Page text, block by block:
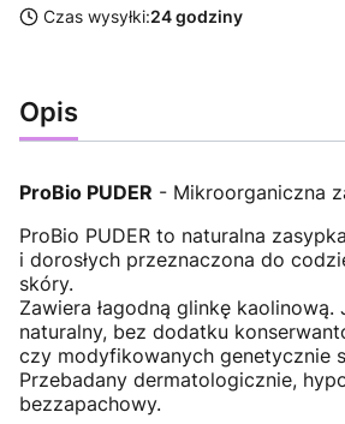
Czas wysyłki:24 godziny
Opis
ProBio PUDER - Mikroorganiczna
ProBio PUDER to naturalna
i dorosłych przeznaczona do
skóry.
Zawiera łagodną glinkę kaolinową.
naturalny, bez dodatku
czy modyfikowanych genetycznie
Przebadany dermatologicznie,
bezzapachowy.